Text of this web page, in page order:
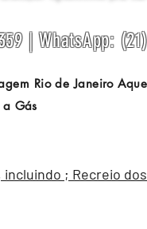
| WhatsApp:
Rio de Janeiro
Gás
; Recreio